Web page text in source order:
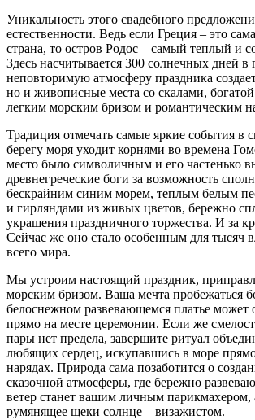
Уникальность этого свадебного
естественности. Ведь если Греция – это
страна, то остров Родос – самый теплый и
Здесь насчитывается 300 солнечных дней в
неповторимую атмосферу праздника
но и живописные места со скалами,
легким морским бризом и романтическим
Традиция отмечать самые яркие события в
берегу моря уходит корнями во времена
место было символичным и его частенько
древнегреческие боги за возможность
бескрайним синим морем, теплым белым
и гирляндами из живых цветов, бережно
украшения праздничного торжества. И за
Сейчас же оно стало особенным для тысяч
всего мира.
Мы устроим настоящий праздник,
морским бризом. Ваша мечта пробежаться
белоснежном развевающемся платье может
прямо на месте церемонии. Если же
пары нет предела, завершите ритуал
любящих сердец, искупавшись в море
нарядах. Природа сама позаботится о
сказочной атмосферы, где бережно
ветер станет вашим личным парикмахером,
румянящее щеки солнце – визажистом.